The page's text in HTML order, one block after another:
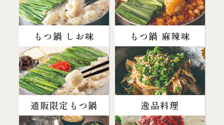
もつ鍋 しお味 もつ鍋 麻辣味
通販限定もつ鍋 逸品料理